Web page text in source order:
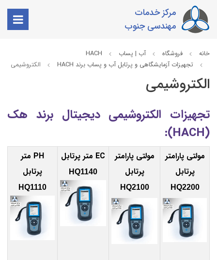
مرکز خدمات
مهندسی جنوب
خانه فروشگاه آب | پساب
HACH
تجهیزات آزمایشگاهی و پرتابل آب و پساب برند HACH
الکتروشیمی
الکتروشیمی
تجهیزات الکتروشیمی دیجیتال برند هک
(HACH):
مولتی پارامتر
پرتابل
HQ2200
مولتی پارامتر
پرتابل
HQ2100
EC متر پرتابل
HQ1140
PH متر
پرتابل
HQ1110